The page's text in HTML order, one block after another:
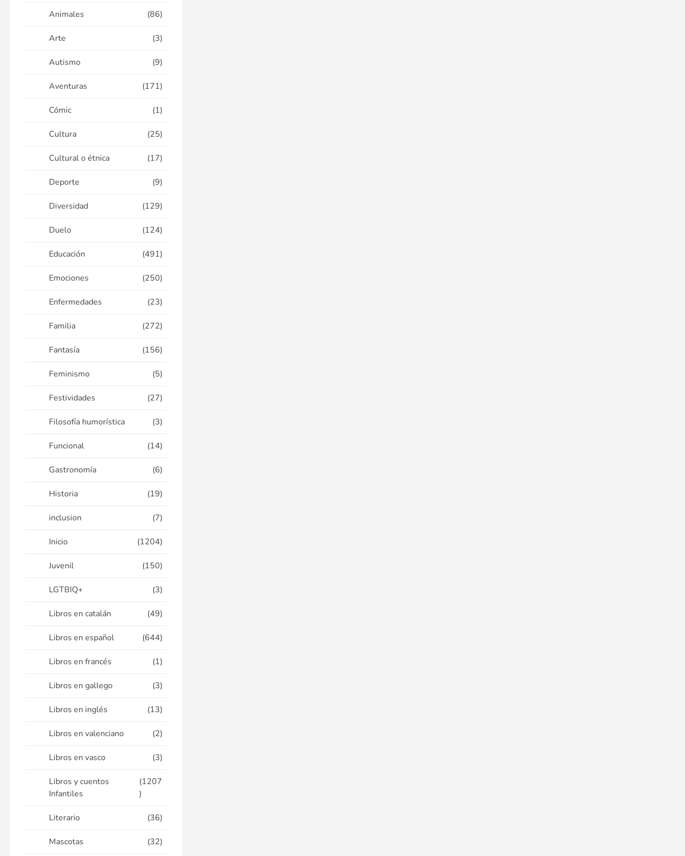
Animales (86)
Arte (3)
Autismo (9)
Aventuras (171)
Cómic (1)
Cultura (25)
Cultural o étnica (17)
Deporte (9)
Diversidad (129)
Duelo (124)
Educación (491)
Emociones (250)
Enfermedades (23)
Familia (272)
Fantasía (156)
Feminismo (5)
Festividades (27)
Filosofía humorística (3)
Funcional (14)
Gastronomía (6)
Historia (19)
inclusion (7)
Inicio (1204)
Juvenil (150)
LGTBIQ+ (3)
Libros en catalán (49)
Libros en español (644)
Libros en francés (1)
Libros en gallego (3)
Libros en inglés (13)
Libros en valenciano (2)
Libros en vasco (3)
Libros y cuentos
Infantiles
(1207
)
Literario (36)
Mascotas (32)